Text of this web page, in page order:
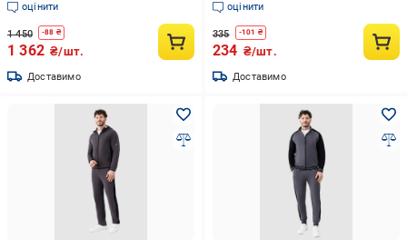
оцінити
1 450 -88 ₴
1 362 ₴/шт.
Доставимо
оцінити
335 -101 ₴
234 ₴/шт.
Доставимо